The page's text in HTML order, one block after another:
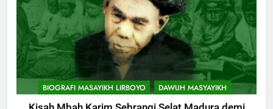
BIOGRAFI MASAYIKH LIRBOYO DAWUH MASYAYIKH